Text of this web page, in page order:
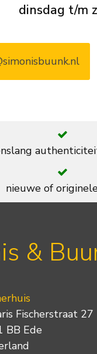
dinsdag t/m
nieuwe of
&
Fischerstraat 27
BB Ede